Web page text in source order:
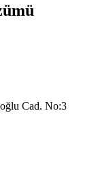
Cad. No:3